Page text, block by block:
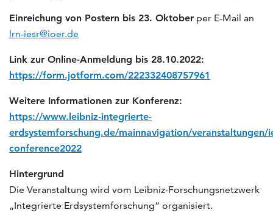
Einreichung von Postern bis 23. Oktober per E-Mail an
lrn-iesr@ioer.de
Link zur Online-Anmeldung bis 28.10.2022:
https://form.jotform.com/222332408757961
Weitere Informationen zur Konferenz:
https://www.leibniz-integrierte-
erdsystemforschung.de/mainnavigation/veranstaltungen/
conference2022
Hintergrund
Die Veranstaltung wird vom Leibniz-Forschungsnetzwerk
„Integrierte Erdsystemforschung“ organisiert.